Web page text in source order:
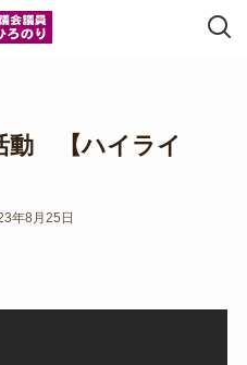
動 【ハイライ
年8月25日